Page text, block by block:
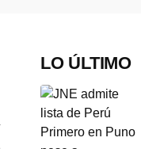
LO ÚLTIMO